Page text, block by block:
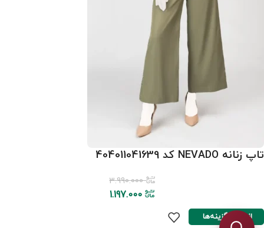
تاپ زنانه NEVADO کد 404011041639
3.990.000
1.197.000
انتخاب گزینه‌ها